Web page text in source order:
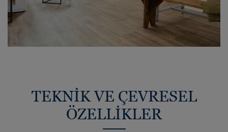
TEKNİK VE ÇEVRESEL
ÖZELLİKLER